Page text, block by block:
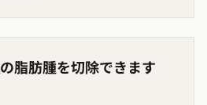
脂肪腫を切除できます